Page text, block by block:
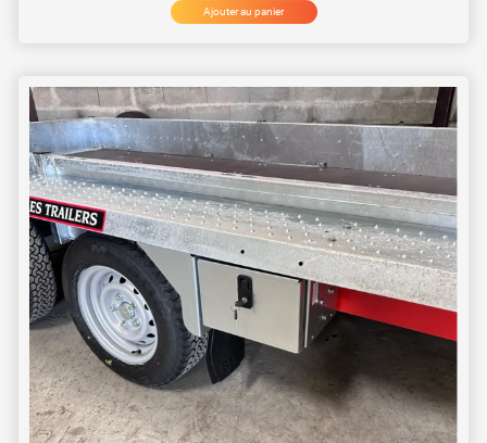
Ajouter au panier